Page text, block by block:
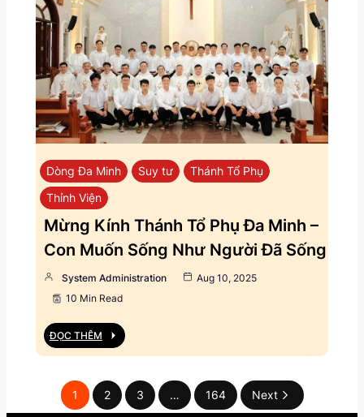
Dòng Đa Minh Suy tư
Thánh Tổ Phụ
Thỉnh Viện
Mừng Kính Thánh Tổ Phụ Đa Minh –
Con Muốn Sống Như Người Đã Sống
System Administration
Aug 10, 2025
10 Min Read
ĐỌC THÊM
1 2 3 … 164 Next